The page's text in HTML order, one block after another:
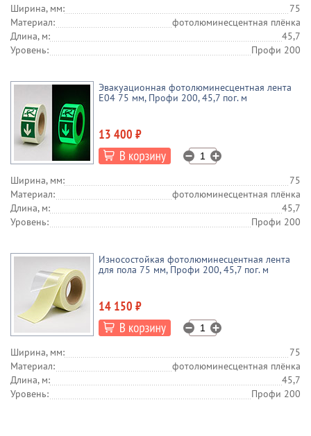
Ширина, мм:
75
Материал:
фотолюминесцентная плёнка
Длина, м:
45,7
Уровень:
Профи 200
Эвакуационная фотолюминесцентная лента
E04 75 мм, Профи 200, 45,7 пог. м
13 400 ₽
Ширина, мм:
75
Материал:
фотолюминесцентная плёнка
Длина, м:
45,7
Уровень:
Профи 200
Износостойкая фотолюминесцентная лента
для пола 75 мм, Профи 200, 45,7 пог. м
14 150 ₽
Ширина, мм:
75
Материал:
фотолюминесцентная плёнка
Длина, м:
45,7
Уровень:
Профи 200